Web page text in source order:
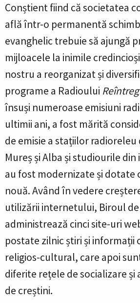
Conștient fiind că societatea
află într-o permanentă
evanghelic trebuie să ajungă
mijloacele la inimile
nostru a reorganizat și
programe a Radioului
însuși numeroase emisiuni
ultimii ani, a fost mărită
de emisie a stațiilor radioreleu
Mureș și Alba și studiourile
au fost modernizate și dotate
nouă. Având în vedere
utilizării internetului, Biroul de
administrează cinci site-uri
postate zilnic știri și informații
religios-cultural, care apoi
diferite rețele de socializare și
de creștini.